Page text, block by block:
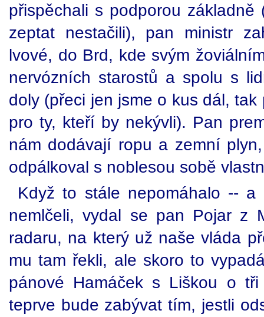
přispěchali s podporou
zeptat nestačili), pan ministr
lvové, do Brd, kde svým
nervózních starostů a spolu s
doly (přeci jen jsme o kus dál,
pro ty, kteří by nekývli). Pan
nám dodávají ropu a zemní
odpálkoval s noblesou sobě
Když to stále nepomáhalo --
nemlčeli, vydal se pan Pojar z
radaru, na který už naše vláda
mu tam řekli, ale skoro to
pánové Hamáček s Liškou o
teprve bude zabývat tím, jestli